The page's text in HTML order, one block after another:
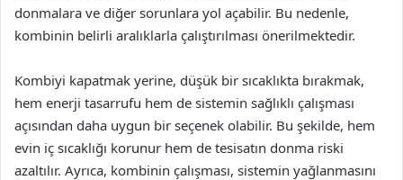
donmalara ve diğer sorunlara yol açabilir. Bu nedenle,
kombinin belirli aralıklarla çalıştırılması önerilmektedir.
Kombiyi kapatmak yerine, düşük bir sıcaklıkta bırakmak,
hem enerji tasarrufu hem de sistemin sağlıklı çalışması
açısından daha uygun bir seçenek olabilir. Bu şekilde, hem
evin iç sıcaklığı korunur hem de tesisatın donma riski
azaltılır. Ayrıca, kombinin çalışması, sistemin yağlanmasını